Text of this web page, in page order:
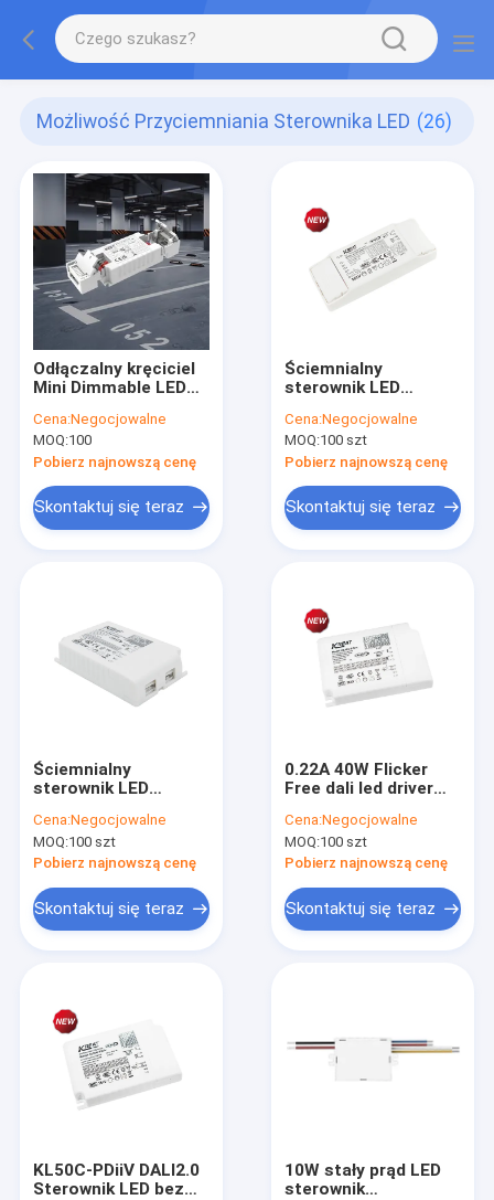
Możliwość Przyciemniania Sterownika LED (26)
Odłączalny kręciciel
Mini Dimmable LED
C.C. KL12C-PDii /
KL20C-PDiii / KL26C-
PDii / KL35C-PDii
Cena:Negocjowalne
MOQ:100
Pobierz najnowszą cenę
Skontaktuj się teraz
Ściemnialny
sterownik LED
KL10C-PDiiV
Cena:Negocjowalne
MOQ:100 szt
Pobierz najnowszą cenę
Skontaktuj się teraz
Ściemnialny
sterownik LED
z funkcją Flicker Free
KL30C-PDiiV
Cena:Negocjowalne
MOQ:100 szt
Pobierz najnowszą cenę
Skontaktuj się teraz
0.22A 40W Flicker
Free dali led driver
Cena:Negocjowalne
MOQ:100 szt
Pobierz najnowszą cenę
Skontaktuj się teraz
KL50C-PDiiV DALI2.0
Sterownik LED bez
10W stały prąd LED
sterownik